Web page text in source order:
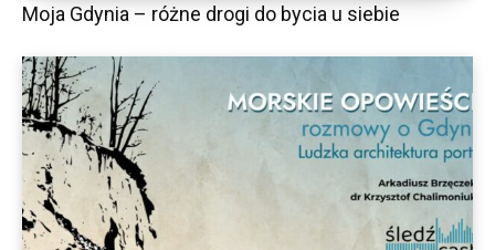
Moja Gdynia – różne drogi do bycia u siebie